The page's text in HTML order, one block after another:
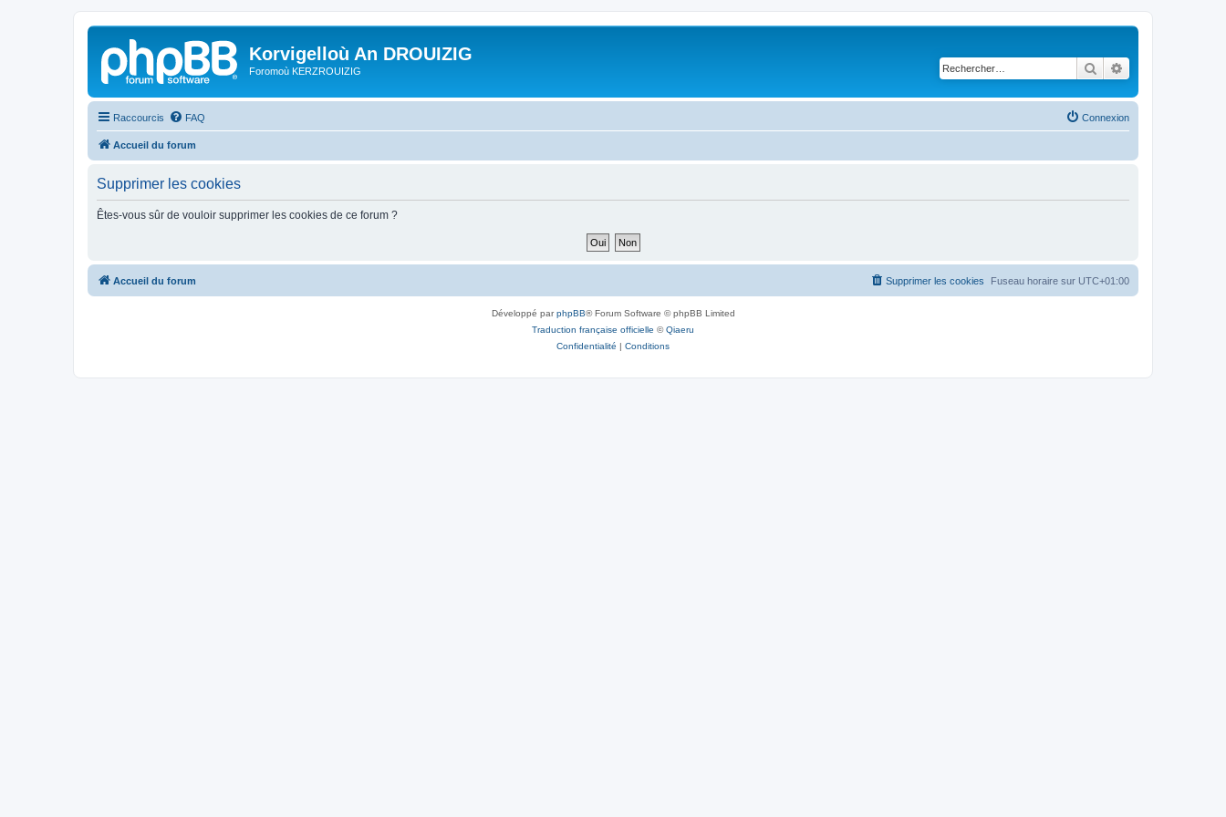
Korvigelloù An DROUIZIG
Foromoù KERZROUIZIG Rechercher
Raccourcis FAQ Connexion
Accueil du forum
Supprimer les cookies
Êtes-vous sûr de vouloir supprimer les cookies de ce forum ?
Accueil du forum Fuseau horaire sur UTC+01:00
Supprimer les cookies
Développé parphpBB® Forum Software © phpBB Limited
Traduction française officielle ©Qiaeru
Confidentialité | Conditions